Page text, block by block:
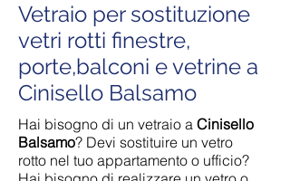
Vetraio per sostituzione
vetri rotti finestre,
porte,balconi e vetrine a
Cinisello Balsamo
Hai bisogno di un vetraio a Cinisello
Balsamo? Devi sostituire un vetro
rotto nel tuo appartamento o ufficio?